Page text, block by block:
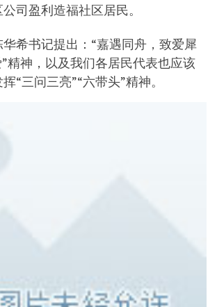
司盈利造福社区居民。
希书记提出：“嘉遇同舟，致爱犀
精神，以及我们各居民代表也应该
“三问三亮”“六带头”精神。